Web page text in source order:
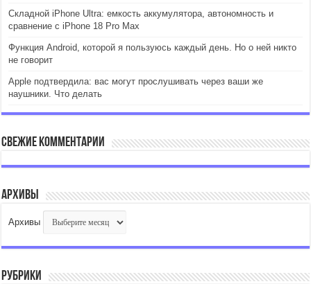
Складной iPhone Ultra: емкость аккумулятора, автономность и
сравнение с iPhone 18 Pro Max
Функция Android, которой я пользуюсь каждый день. Но о ней никто
не говорит
Apple подтвердила: вас могут прослушивать через ваши же
наушники. Что делать
Свежие комментарии
Архивы
Архивы
Рубрики